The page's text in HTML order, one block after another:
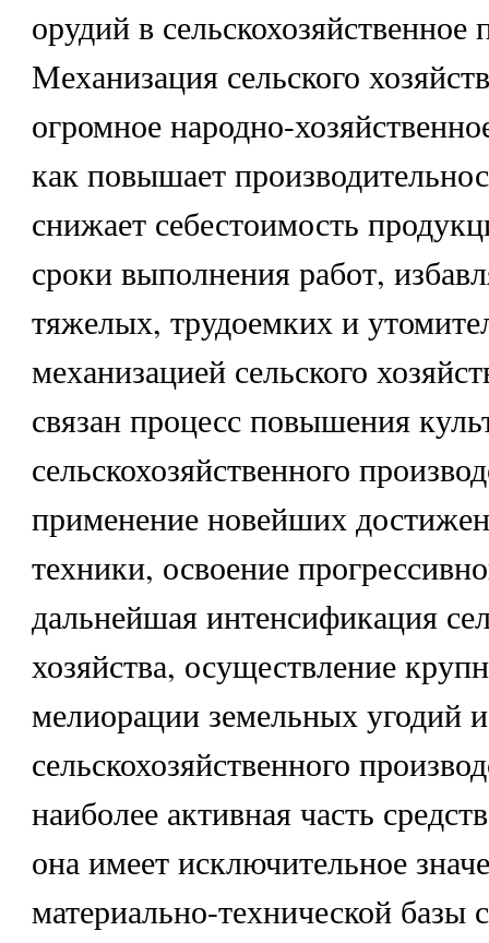
орудий в сельскохозяйственное
Механизация сельского
огромное народно-
как повышает
снижает себестоимость
сроки выполнения работ,
тяжелых, трудоемких и
механизацией сельского
связан процесс повышения
сельскохозяйственного
применение новейших
техники, освоение
дальнейшая интенсификация
хозяйства, осуществление
мелиорации земельных угодий
сельскохозяйственного
наиболее активная часть
она имеет исключительное
материально-технической базы